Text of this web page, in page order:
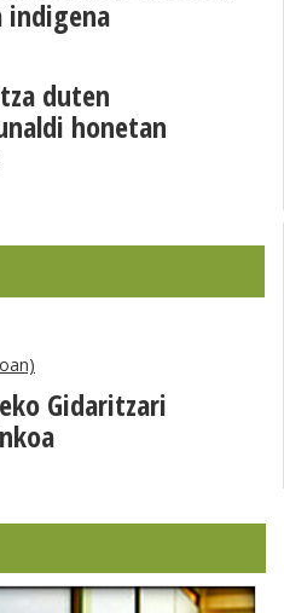
duten
honetan
Gidaritzari